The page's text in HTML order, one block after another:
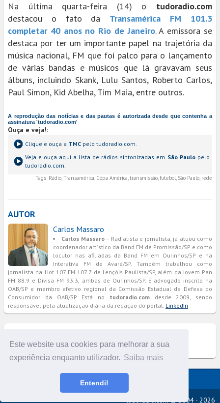
Este website usa cookies para melhorar a sua
experiência enquanto utilizador. Saiba mais
Entendi!
Na última quarta-feira (14) o tudoradio.com
destacou o fato da Transamérica FM 101.3
completar 40 anos no Rio de Janeiro. A emissora se
destaca por ter um importante papel na trajetória da
música nacional, FM que foi palco para o lançamento
de várias bandas e músicos que lá gravavam seus
álbuns, incluindo Skank, Lulu Santos, Roberto Carlos,
Paul Simon, Kid Abelha, Tim Maia, entre outros.
A reprodução das notícias e das pautas é autorizada desde que contenha a
assinatura 'tudoradio.com'
Ouça e veja!:
Clique e ouça a TMC pelo tudoradio.com.
Veja e ouça aqui a lista de rádios sintonizadas em São Paulopelo
tudoradio.com.
Tags: Rádio, Transamérica, Copa América, transmissão, futebol, São Paulo, rede
AUTOR
Carlos Massaro
Carlos Massaro– Radialista e jornalista, já atuou como
coordenador artístico da Band FM de Promissão/SP e como
locutor nas afiliadas da Band FM em Ourinhos/SP e na
Interativa FM de Avaré/SP. Também trabalhou como
jornalista na Hot 107 FM 107.7 de Lençóis Paulista/SP, além da Jovem Pan
FM 88.9 e Divisa FM 93.3, ambas de Ourinhos/SP. É advogado inscrito na
OAB/SP e membro efetivo regional da Comissão Estadual de Defesa do
Consumidor da OAB/SP. Está no tudoradio.comdesde 2009, sendo
responsável pela atualização diária da redação do portal. LinkedIn
Versão completa do portal
tudoradio.com © 2004 - 2026